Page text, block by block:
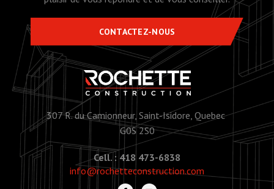
CONTACTEZ-NOUS
307 R. du Camionneur, Saint-Isidore, Quebec
G0S 2S0
Cell. : 418 473-6838
info@rochetteconstruction.com